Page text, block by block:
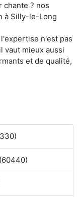
chante ? nos
à Silly-le-Long
n'est pas
vaut mieux aussi
et de qualité,